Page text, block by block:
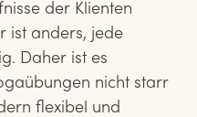
der Klienten
ist anders, jede
Daher ist es
nicht starr
flexibel und